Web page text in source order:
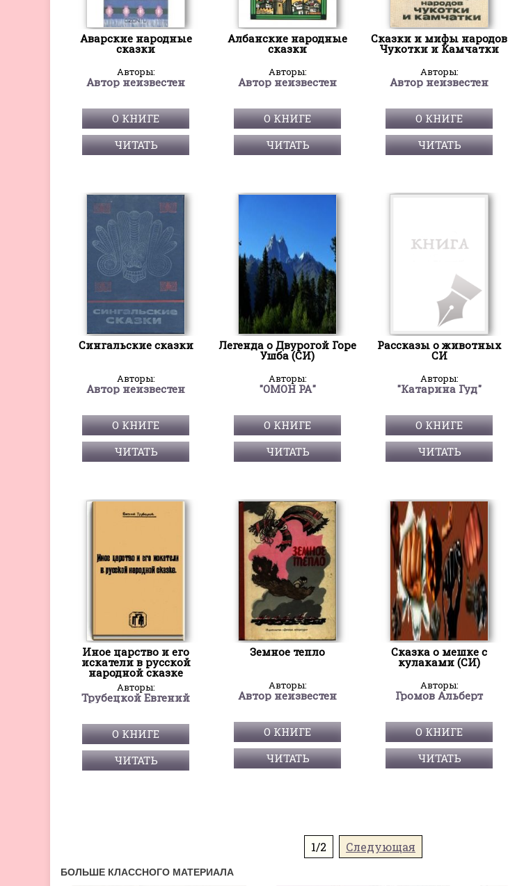
Аварские народные
сказки
Авторы:
Автор неизвестен
О КНИГЕ
ЧИТАТЬ
Албанские народные
сказки
Авторы:
Автор неизвестен
О КНИГЕ
ЧИТАТЬ
Сказки и мифы народов
Чукотки и Камчатки
Авторы:
Автор неизвестен
О КНИГЕ
ЧИТАТЬ
Сингальские сказки
Авторы:
Автор неизвестен
О КНИГЕ
ЧИТАТЬ
Легенда о Двурогой Горе
Ушба (СИ)
Авторы:
"ОМОН РА"
О КНИГЕ
ЧИТАТЬ
Рассказы о животных
СИ
Авторы:
"Катарина Гуд"
О КНИГЕ
ЧИТАТЬ
Иное царство и его
искатели в русской
народной сказке
Авторы:
Трубецкой Евгений
О КНИГЕ
ЧИТАТЬ
Земное тепло
Авторы:
Автор неизвестен
О КНИГЕ
ЧИТАТЬ
Сказка о мешке с
кулаками (СИ)
Авторы:
Громов Альберт
О КНИГЕ
ЧИТАТЬ
1/2 Следующая